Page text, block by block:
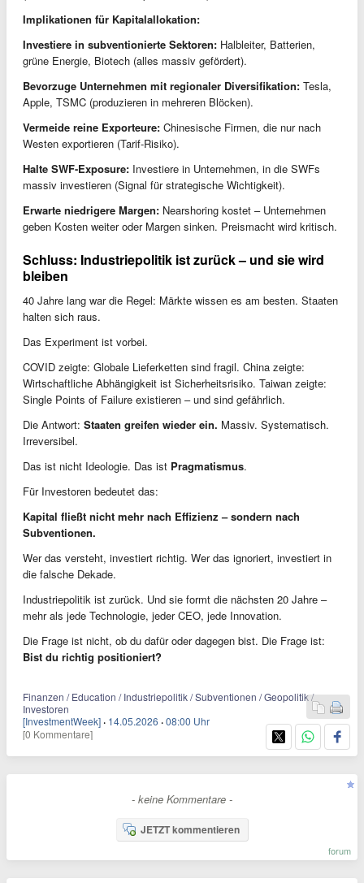
Implikationen für Kapitalallokation:
Investiere in subventionierte Sektoren: Halbleiter, Batterien,
grüne Energie, Biotech (alles massiv gefördert).
Bevorzuge Unternehmen mit regionaler Diversifikation: Tesla,
Apple, TSMC (produzieren in mehreren Blöcken).
Vermeide reine Exporteure: Chinesische Firmen, die nur nach
Westen exportieren (Tarif-Risiko).
Halte SWF-Exposure: Investiere in Unternehmen, in die SWFs
massiv investieren (Signal für strategische Wichtigkeit).
Erwarte niedrigere Margen: Nearshoring kostet – Unternehmen
geben Kosten weiter oder Margen sinken. Preismacht wird kritisch.
Schluss: Industriepolitik ist zurück – und sie wird
bleiben
40 Jahre lang war die Regel: Märkte wissen es am besten. Staaten
halten sich raus.
Das Experiment ist vorbei.
COVID zeigte: Globale Lieferketten sind fragil. China zeigte:
Wirtschaftliche Abhängigkeit ist Sicherheitsrisiko. Taiwan zeigte:
Single Points of Failure existieren – und sind gefährlich.
Die Antwort: Staaten greifen wieder ein. Massiv. Systematisch.
Irreversibel.
Das ist nicht Ideologie. Das ist Pragmatismus.
Für Investoren bedeutet das:
Kapital fließt nicht mehr nach Effizienz – sondern nach
Subventionen.
Wer das versteht, investiert richtig. Wer das ignoriert, investiert in
die falsche Dekade.
Industriepolitik ist zurück. Und sie formt die nächsten 20 Jahre –
mehr als jede Technologie, jeder CEO, jede Innovation.
Die Frage ist nicht, ob du dafür oder dagegen bist. Die Frage ist:
Bist du richtig positioniert?
Finanzen / Education / Industriepolitik / Subventionen / Geopolitik /
Investoren
[InvestmentWeek] · 14.05.2026 ·08:00 Uhr
[0 Kommentare]
- keine Kommentare -
JETZT kommentieren
forum